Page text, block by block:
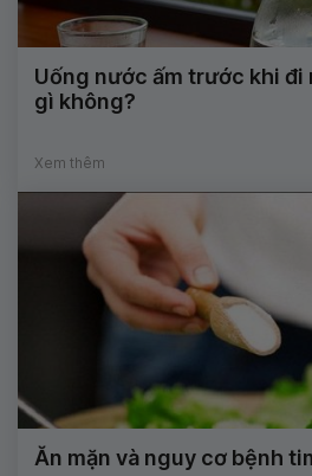
Uống nước ấm trước khi
gì không?
Xem thêm
Ăn mặn và nguy cơ bệnh